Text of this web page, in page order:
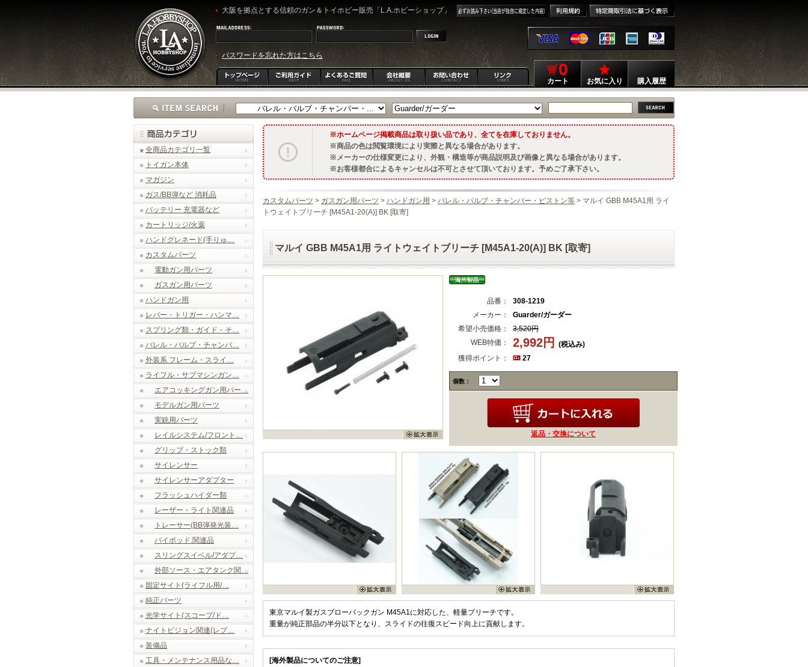
大阪を拠点とする信頼のガン＆トイホビー販売「L.A.ホビーショップ」
パスワードを忘れた方はこちら
0
カート お気に入り 購入履歴
全商品カテゴリ一覧
トイガン本体
マガジン
ガス/BB弾など 消耗品
バッテリー 充電器など
カートリッジ/火薬
ハンドグレネード(手りゅ…
カスタムパーツ
電動ガン用パーツ
ガスガン用パーツ
ハンドガン用
レバー・トリガー・ハンマ…
スプリング類・ガイド・そ…
バレル・バルブ・チャンバ…
外装系 フレーム・スライ…
ライフル・サブマシンガン…
エアコッキングガン用パー…
モデルガン用パーツ
実銃用パーツ
レイルシステム/フロント…
グリップ・ストック類
サイレンサー
サイレンサーアダプター
フラッシュハイダー類
レーザー・ライト関連品
トレーサー(BB弾発光装…
バイポッド.関連品
スリングスイベル/アダプ…
外部ソース・エアタンク関…
固定サイト(ライフル用/…
純正パーツ
光学サイト(スコープ/ド…
ナイトビジョン関連(レプ…
装備品
工具・メンテナンス用品な…
ホームページ掲載商品は取り扱い品であり、全てを在庫しておりません。
商品の色は閲覧環境により実際と異なる場合があります。
メーカーの仕様変更により、外観・構造等が商品説明及び画像と異なる場合があります。
お客様都合によるキャンセルは不可とさせて頂いております。予めご了承下さい。
カスタムパーツ > ガスガン用パーツ > ハンドガン用 > バレル・バルブ・チャンバー・ピストン等 > マルイ GBB M45A1用 ライ
トウェイトブリーチ [M45A1-20(A)] BK [取寄]
マルイ GBB M45A1用 ライトウェイトブリーチ [M45A1-20(A)] BK [取寄]
品番：
308-1219
メーカー：
Guarder/ガーダー
希望小売価格：
3,520円
WEB特価：
2,992円
(税込み)
獲得ポイント：
27
個数：
返品・交換について
東京マルイ製ガスブローバックガン M45A1に対応した、軽量ブリーチです。
重量が純正部品の半分以下となり、スライドの往復スピード向上に貢献します。
[海外製品についてのご注意]